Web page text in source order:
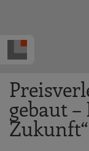
gebaut